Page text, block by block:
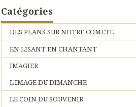
Catégories
DES PLANS SUR NOTRE COMETE
EN LISANT EN CHANTANT
IMAGIER
L'IMAGE DU DIMANCHE
LE COIN DU SOUVENIR